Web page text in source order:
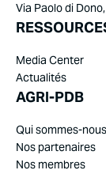
Via Paolo di
Media Center
Actualités
AGRI-PDB
Qui sommes-
Nos partenaires
Nos membres